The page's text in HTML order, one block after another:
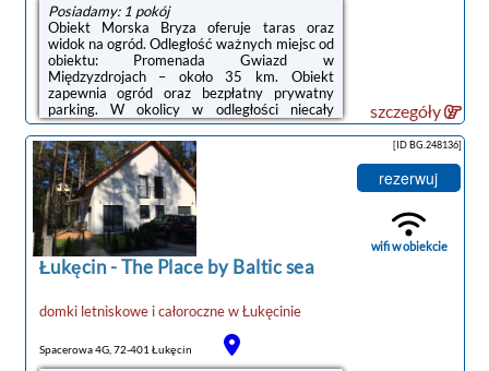
Posiadamy: 1 pokój
Obiekt Morska Bryza oferuje taras oraz
widok na ogród. Odległość ważnych miejsc od
obiektu: Promenada Gwiazd w
Międzyzdrojach – około 35 km. Obiekt
zapewnia ogród oraz bezpłatny prywatny
parking. W okolicy w odległości niecały
kilometr znajduje się Plaża w
Łukęcinie.Oferta apartamentu obejmuje kilka
sypialni (2), salon, aneks kuchenny z pełnym
wyposażeniem, w tym lodówką i ekspresem
do kawy, a także łazienkę (1) z prysznicem
oraz suszarką do włosów. Goście mają do
dyspozycji telewizor z płaskim ekranem z
dostępem do kanałów satelitarnych.Na
terenie obiektu Morska ...
szczegóły
Łukęcin-The Place by Baltic sea
domki letniskowe i całorocznewŁukęcinie
Spacerowa 4G, 72-401 Łukęcin
[ID BG.248136]
rezerwuj
wifi w obiekcie